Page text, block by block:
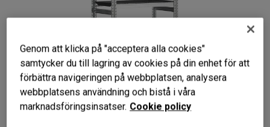
Genom att klicka på "acceptera alla cookies"
samtycker du till lagring av cookies på din enhet för att
förbättra navigeringen på webbplatsen, analysera
webbplatsens användning och bistå i våra
marknadsföringsinsatser. Cookie policy